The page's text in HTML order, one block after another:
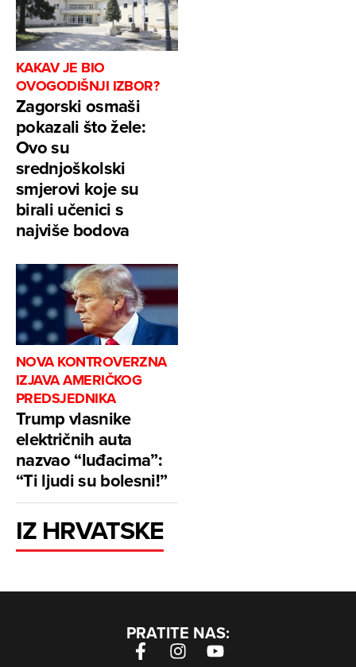
KAKAV JE BIO
OVOGODIŠNJI IZBOR?
Zagorski osmaši
pokazali što žele:
Ovo su
srednjoškolski
smjerovi koje su
birali učenici s
najviše bodova
NOVA KONTROVERZNA
IZJAVA AMERIČKOG
PREDSJEDNIKA
Trump vlasnike
električnih auta
nazvao “luđacima”:
“Ti ljudi su bolesni!”
IZ HRVATSKE
PRATITE NAS: